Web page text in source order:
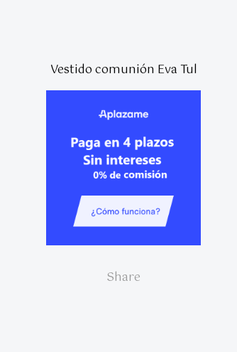
Vestido comunión Eva Tul
Share